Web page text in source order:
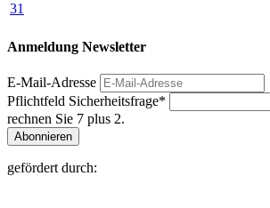
31
Anmeldung Newsletter
E-Mail-Adresse
Pflichtfeld Sicherheitsfrage*
rechnen Sie 7 plus 2.
Abonnieren
gefördert durch: